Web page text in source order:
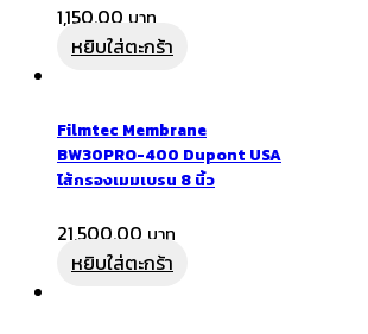
1,150.00
หยิบใส่ตะกร้า
Filmtec Membrane
BW30PRO-400 Dupont USA
ไส้กรองเมมเบรน 8 นิ้ว
21,500.00
หยิบใส่ตะกร้า